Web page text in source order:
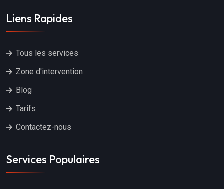
Liens Rapides
Tous les services
Zone d'intervention
Blog
Tarifs
Contactez-nous
Services Populaires